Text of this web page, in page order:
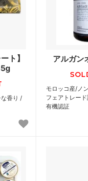
ト】
香り /
アルガン
モロッコ産/ノ
フェアトレー
有機認証